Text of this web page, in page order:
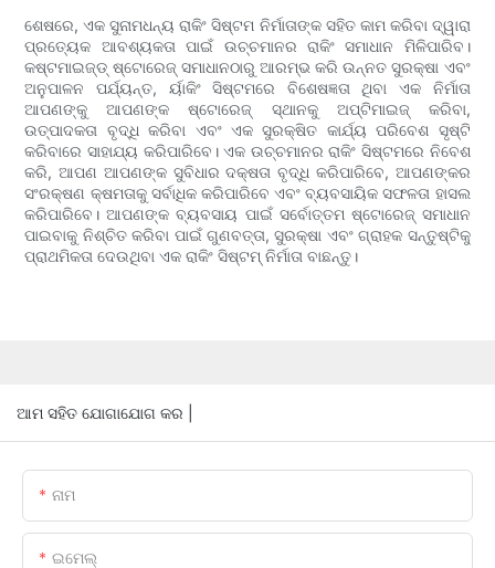
ଶେଷରେ, ଏକ ସୁନାମଧନ୍ୟ ରାକିଂ ସିଷ୍ଟମ ନିର୍ମାତାଙ୍କ ସହିତ କାମ କରିବା ଦ୍ୱାରା
ପ୍ରତ୍ୟେକ ଆବଶ୍ୟକତା ପାଇଁ ଉଚ୍ଚମାନର ରାକିଂ ସମାଧାନ ମିଳିପାରିବ।
କଷ୍ଟମାଇଜ୍ଡ୍ ଷ୍ଟୋରେଜ୍ ସମାଧାନଠାରୁ ଆରମ୍ଭ କରି ଉନ୍ନତ ସୁରକ୍ଷା ଏବଂ
ଅନୁପାଳନ ପର୍ଯ୍ୟନ୍ତ, ର୍ୟାକିଂ ସିଷ୍ଟମରେ ବିଶେଷଜ୍ଞତା ଥିବା ଏକ ନିର୍ମାତା
ଆପଣଙ୍କୁ ଆପଣଙ୍କ ଷ୍ଟୋରେଜ୍ ସ୍ଥାନକୁ ଅପ୍ଟିମାଇଜ୍ କରିବା,
ଉତ୍ପାଦକତା ବୃଦ୍ଧି କରିବା ଏବଂ ଏକ ସୁରକ୍ଷିତ କାର୍ଯ୍ୟ ପରିବେଶ ସୃଷ୍ଟି
କରିବାରେ ସାହାଯ୍ୟ କରିପାରିବେ। ଏକ ଉଚ୍ଚମାନର ରାକିଂ ସିଷ୍ଟମରେ ନିବେଶ
କରି, ଆପଣ ଆପଣଙ୍କ ସୁବିଧାର ଦକ୍ଷତା ବୃଦ୍ଧି କରିପାରିବେ, ଆପଣଙ୍କର
ସଂରକ୍ଷଣ କ୍ଷମତାକୁ ସର୍ବାଧିକ କରିପାରିବେ ଏବଂ ବ୍ୟବସାୟିକ ସଫଳତା ହାସଲ
କରିପାରିବେ। ଆପଣଙ୍କ ବ୍ୟବସାୟ ପାଇଁ ସର୍ବୋତ୍ତମ ଷ୍ଟୋରେଜ୍ ସମାଧାନ
ପାଇବାକୁ ନିଶ୍ଚିତ କରିବା ପାଇଁ ଗୁଣବତ୍ତା, ସୁରକ୍ଷା ଏବଂ ଗ୍ରାହକ ସନ୍ତୁଷ୍ଟିକୁ
ପ୍ରାଥମିକତା ଦେଉଥିବା ଏକ ରାକିଂ ସିଷ୍ଟମ୍ ନିର୍ମାତା ବାଛନ୍ତୁ।
ଆମ ସହିତ ଯୋଗାଯୋଗ କର |
ନାମ
ଇମେଲ୍